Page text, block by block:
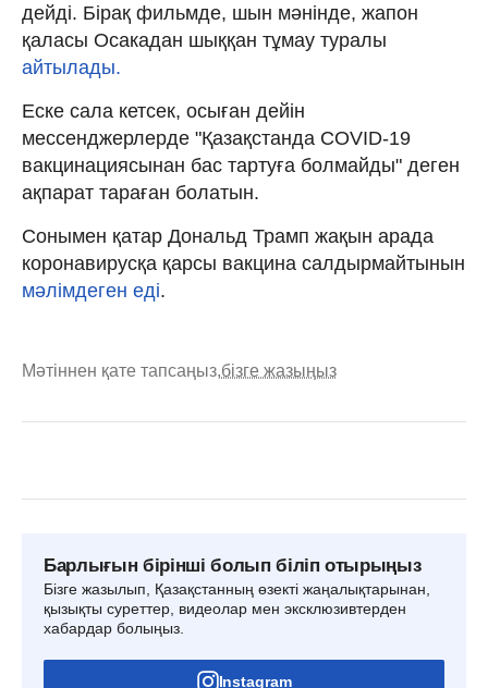
дейді. Бірақ фильмде, шын мәнінде, жапон
қаласы Осакадан шыққан тұмау туралы
айтылады.
Еске сала кетсек, осыған дейін
мессенджерлерде "Қазақстанда COVID-19
вакцинациясынан бас тартуға болмайды" деген
ақпарат тараған болатын.
Сонымен қатар Дональд Трамп жақын арада
коронавирусқа қарсы вакцина салдырмайтынын
мәлімдеген еді.
Мәтіннен қате тапсаңыз,бізге жазыңыз
Барлығын бірінші болып біліп отырыңыз
Бізге жазылып, Қазақстанның өзекті жаңалықтарынан,
қызықты суреттер, видеолар мен эксклюзивтерден
хабардар болыңыз.
Instagram